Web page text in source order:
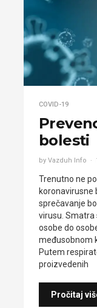
COVID-19
bolesti
by Vazduh Info
Trenutno ne
koronavirusne
sprečavanje
virusu. Smatra
osobe do
međusobnom
Putem
proizvedenih
Pročitaj